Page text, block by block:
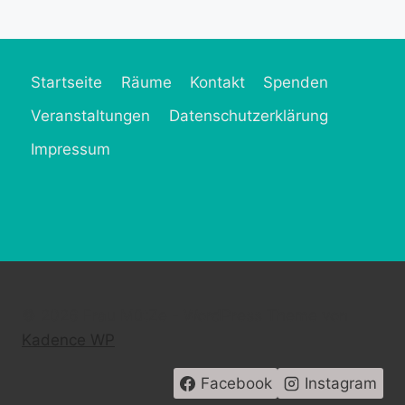
Startseite Räume Kontakt
Spenden
Veranstaltungen
Datenschutzerklärung
Impressum
Facebook Instagram